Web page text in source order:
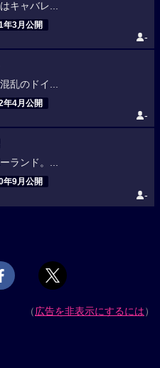
キャバレ...
年3月公開
-
乱のドイ...
年4月公開
-
ランド。...
年9月公開
-
（広告を非表示にするには）